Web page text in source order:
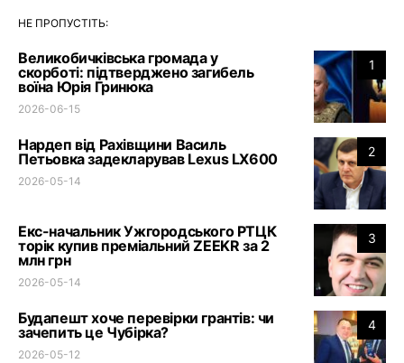
НЕ ПРОПУСТІТЬ:
1
Великобичківська громада у
скорботі: підтверджено загибель
воїна Юрія Гринюка
2026-06-15
2
Нардеп від Рахівщини Василь
Петьовка задекларував Lexus LX600
2026-05-14
3
Екс-начальник Ужгородського РТЦК
торік купив преміальний ZEEKR за 2
млн грн
2026-05-14
4
Будапешт хоче перевірки грантів: чи
зачепить це Чубірка?
2026-05-12